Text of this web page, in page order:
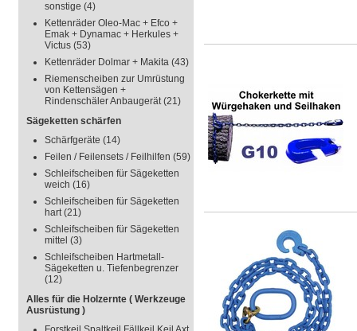
sonstige (4)
Kettenräder Oleo-Mac + Efco +
Emak + Dynamac + Herkules +
Victus (53)
Kettenräder Dolmar + Makita (43)
Riemenscheiben zur Umrüstung
von Kettensägen +
Rindenschäler Anbaugerät(21)
Sägeketten schärfen
Schärfgeräte (14)
Feilen / Feilensets / Feilhilfen (59)
Schleifscheiben für Sägeketten
weich (16)
Schleifscheiben für Sägeketten
hart(21)
Schleifscheiben für Sägeketten
mittel (3)
Schleifscheiben Hartmetall-
Sägeketten u. Tiefenbegrenzer
(12)
Alles für die Holzernte ( Werkzeuge
Ausrüstung )